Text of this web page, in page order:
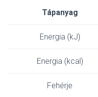
Tápanyag
Energia (kJ)
Energia (kcal)
Fehérje